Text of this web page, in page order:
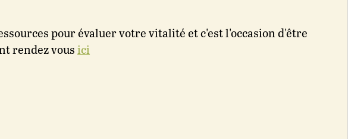
pour évaluer votre vitalité et c'est l'occasion d'être
rendez vousici